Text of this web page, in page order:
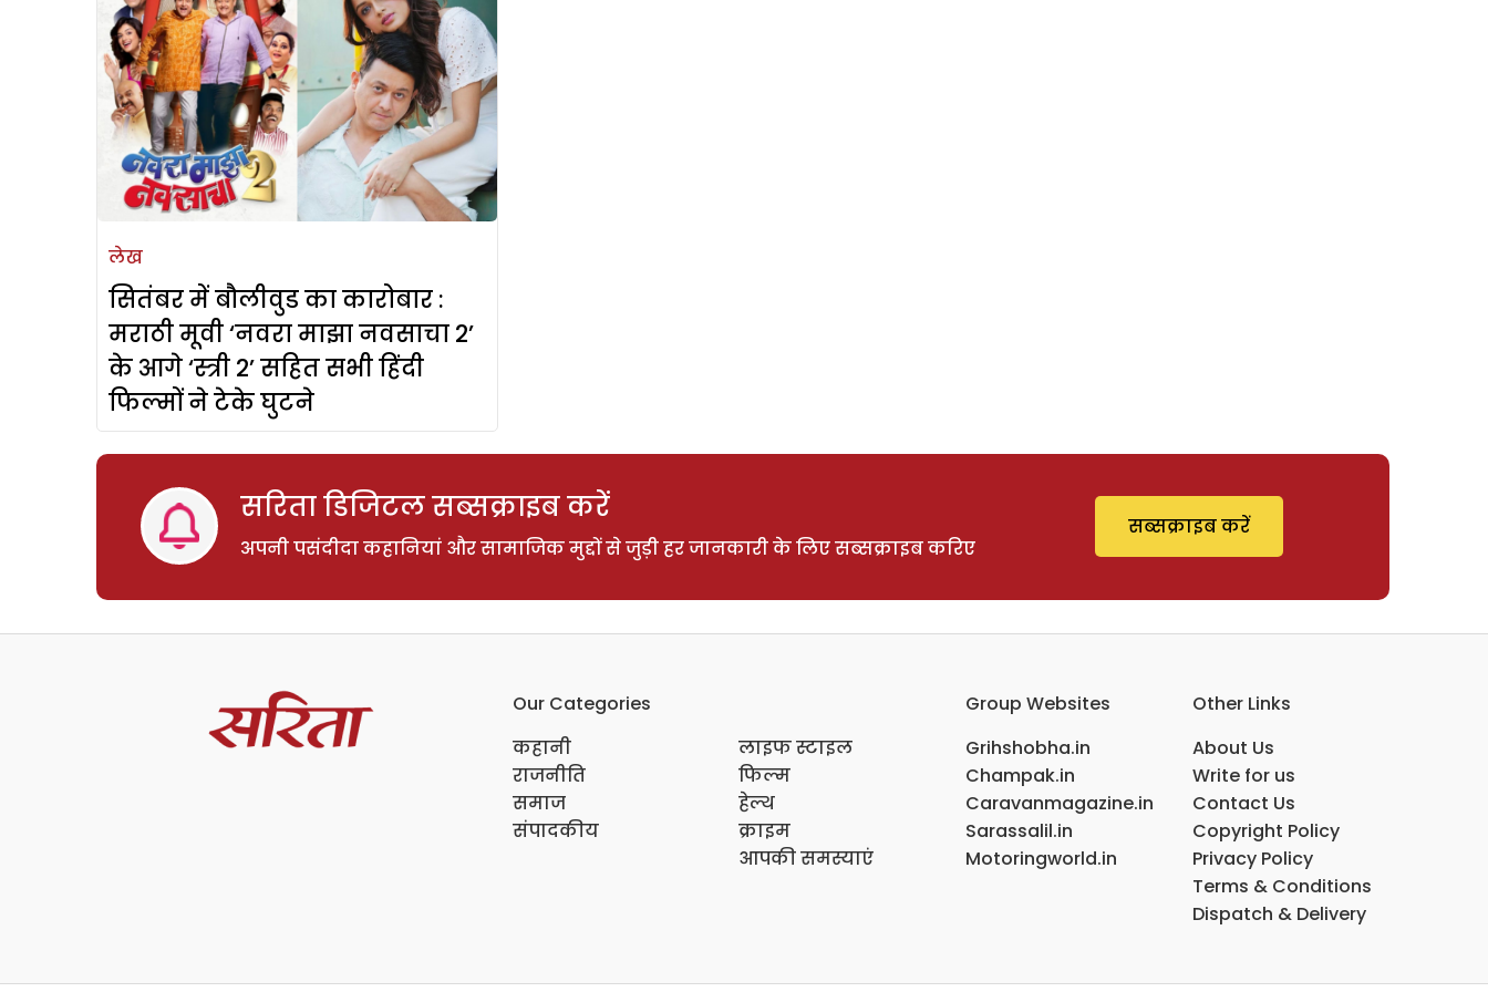
लेख
सितंबर में बौलीवुड का कारोबार :
मराठी मूवी ‘नवरा माझा नवसाचा 2’
के आगे ‘स्त्री 2’ सहित सभी हिंदी
फिल्मों ने टेके घुटने
सरिता डिजिटल सब्सक्राइब करें
अपनी पसंदीदा कहानियां और सामाजिक मुद्दों से जुड़ी हर जानकारी के लिए सब्सक्राइब करिए
सब्सक्राइब करें
Our Categories
कहानी
राजनीति
समाज
संपादकीय
लाइफ स्टाइल
फिल्म
हेल्थ
क्राइम
आपकी समस्याएं
Group Websites
Grihshobha.in
Champak.in
Caravanmagazine.in
Sarassalil.in
Motoringworld.in
Other Links
About Us
Write for us
Contact Us
Copyright Policy
Privacy Policy
Terms & Conditions
Dispatch & Delivery